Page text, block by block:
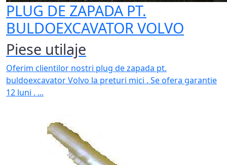
PLUG DE ZAPADA PT.
BULDOEXCAVATOR VOLVO
Piese utilaje
Oferim clientilor nostri plug de zapada pt.
buldoexcavator Volvo la preturi mici . Se ofera garantie
12 luni . ...